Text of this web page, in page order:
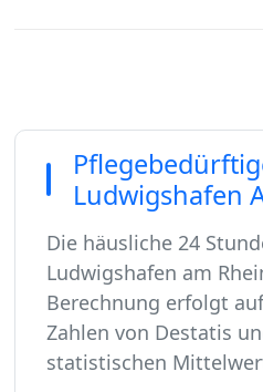
Ludwigshafen
Die häusliche 24
Ludwigshafen am
Berechnung erfolgt
Zahlen von Destatis
statistischen